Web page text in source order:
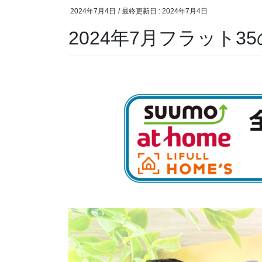
2024年7月4日 / 最終更新日 : 2024年7月4日
2024年7月フラット35